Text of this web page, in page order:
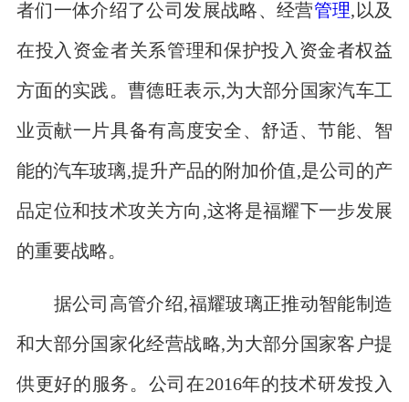
者们一体介绍了公司发展战略、经营管理 ,以及
在投入资金者关系管理和保护投入资金者权益
方面的实践。曹德旺表示,为大部分国家汽车工
业贡献一片具备有高度安全、舒适、节能、智
能的汽车玻璃,提升产品的附加价值,是公司的产
品定位和技术攻关方向,这将是福耀下一步发展
的重要战略。
据公司高管介绍,福耀玻璃正推动智能制造
和大部分国家化经营战略,为大部分国家客户提
供更好的服务。公司在2016年的技术研发投入